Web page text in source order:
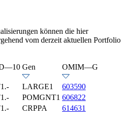
können die hier
vom derzeit aktuellen Portfolio
Gen OMIM—G
LARGE1
603590
POMGNT1 606822
CRPPA 614631